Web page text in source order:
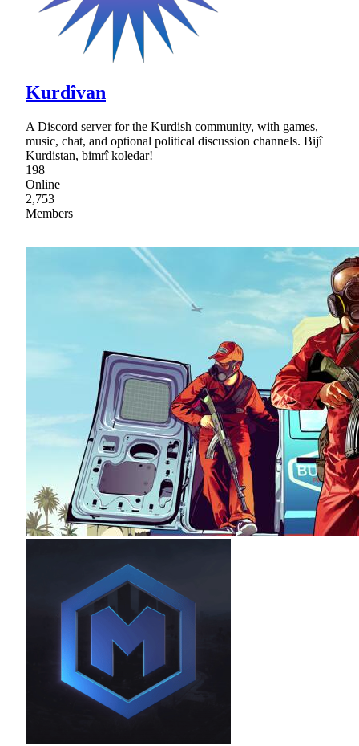
Kurdîvan
A Discord server for the Kurdish community, with games,
music, chat, and optional political discussion channels. Bijî
Kurdistan, bimrî koledar!
198
Online
2,753
Members